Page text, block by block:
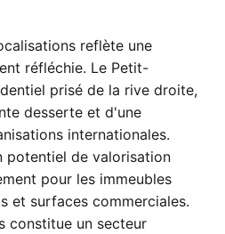
reflète une
réfléchie. Le Petit-
prisé de la rive droite,
desserte et d'une
internationales.
potentiel de valorisation
pour les immeubles
et surfaces commerciales.
constitue un secteur